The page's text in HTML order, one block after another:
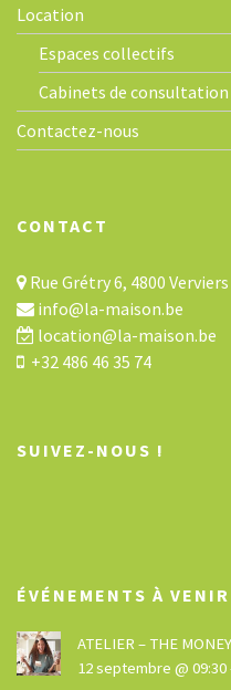
Location
Espaces collectifs
Cabinets de consultation
Contactez-nous
CONTACT
Rue Grétry 6, 4800 Verviers
info@la-maison.be
location@la-maison.be
+32 486 46 35 74
SUIVEZ-NOUS !
ÉVÉNEMENTS À VENIR
ATELIER – THE
12 septembre @ 09:30